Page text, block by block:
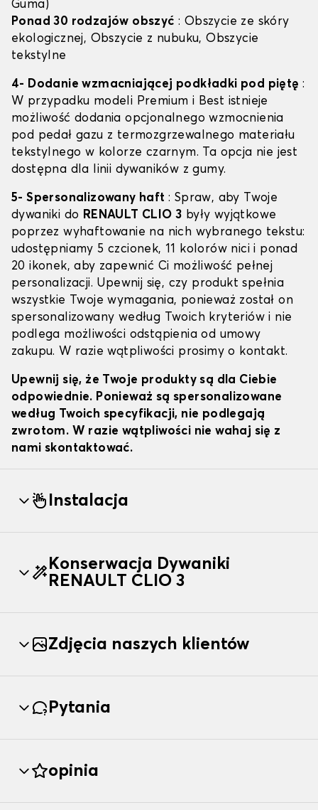
Guma)
Ponad 30 rodzajów obszyć : Obszycie ze skóry
ekologicznej, Obszycie z nubuku, Obszycie
tekstylne
4- Dodanie wzmacniającej podkładki pod piętę :
W przypadku modeli Premium i Best istnieje
możliwość dodania opcjonalnego wzmocnienia
pod pedał gazu z termozgrzewalnego materiału
tekstylnego w kolorze czarnym. Ta opcja nie jest
dostępna dla linii dywaników z gumy.
5- Spersonalizowany haft : Spraw, aby Twoje
dywaniki do RENAULT CLIO 3 były wyjątkowe
poprzez wyhaftowanie na nich wybranego tekstu:
udostępniamy 5 czcionek, 11 kolorów nici i ponad
20 ikonek, aby zapewnić Ci możliwość pełnej
personalizacji. Upewnij się, czy produkt spełnia
wszystkie Twoje wymagania, ponieważ został on
spersonalizowany według Twoich kryteriów i nie
podlega możliwości odstąpienia od umowy
zakupu. W razie wątpliwości prosimy o kontakt.
Upewnij się, że Twoje produkty są dla Ciebie
odpowiednie. Ponieważ są spersonalizowane
według Twoich specyfikacji, nie podlegają
zwrotom. W razie wątpliwości nie wahaj się z
nami skontaktować.
Instalacja
Konserwacja Dywaniki
RENAULT CLIO 3
Zdjęcia naszych klientów
Pytania
opinia